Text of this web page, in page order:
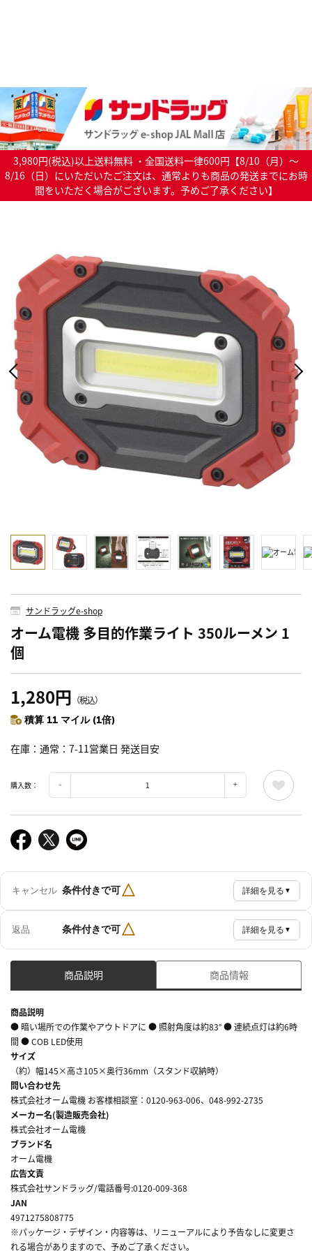
3,980円(税込)以上送料無料 ・全国送料一律600円【8/10（月）～
8/16（日）にいただいたご注文は、通常よりも商品の発送までにお時
間をいただく場合がございます。予めご了承ください】
サンドラッグe-shop
オーム電機 多目的作業ライト 350ルーメン 1
個
1,280円 （税込）
積算 11 マイル (1倍)
在庫 通常：7-11営業日 発送目安
購入数：
キャンセル 条件付きで可△ 詳細を見る ▼
返品 条件付きで可△ 詳細を見る ▼
商品説明 商品情報
商品説明
● 暗い場所での作業やアウトドアに ● 照射角度は約83° ● 連続点灯は約6時
間 ● COB LED使用
サイズ
（約）幅145×高さ105×奥行36mm（スタンド収納時）
問い合わせ先
株式会社オーム電機 お客様相談室：0120-963-006、048-992-2735
メーカー名(製造販売会社)
株式会社オーム電機
ブランド名
オーム電機
広告文責
株式会社サンドラッグ/電話番号:0120-009-368
JAN
4971275808775
※パッケージ・デザイン・内容等は、リニューアルにより予告なしに変更さ
れる場合がありますので、予めご了承ください。